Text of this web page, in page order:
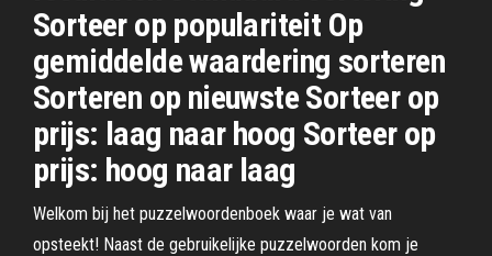
Sorteer op populariteit Op
gemiddelde waardering sorteren
Sorteren op nieuwste Sorteer op
prijs: laag naar hoog Sorteer op
prijs: hoog naar laag
Welkom bij het puzzelwoordenboek waar je wat van
opsteekt! Naast de gebruikelijke puzzelwoorden kom je